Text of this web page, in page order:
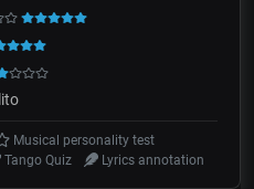
Musical personality test
Tango Quiz Lyrics annotation